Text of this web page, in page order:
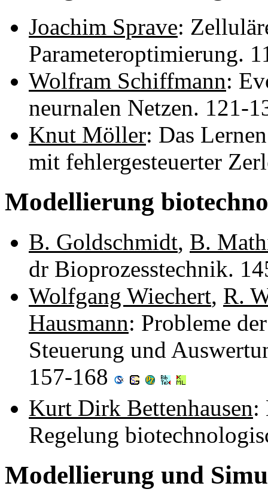
Joachim Sprave:
Parameteroptimierung.
Wolfram Schiffmann:
neurnalen Netzen. 121-
Knut Möller: Das
mit fehlergesteuerter
Modellierung
B. Goldschmidt, B.
dr Bioprozesstechnik.
Wolfgang Wiechert, R.
Hausmann: Probleme
Steuerung und
157-168
Kurt Dirk Bettenhausen:
Regelung
Modellierung und